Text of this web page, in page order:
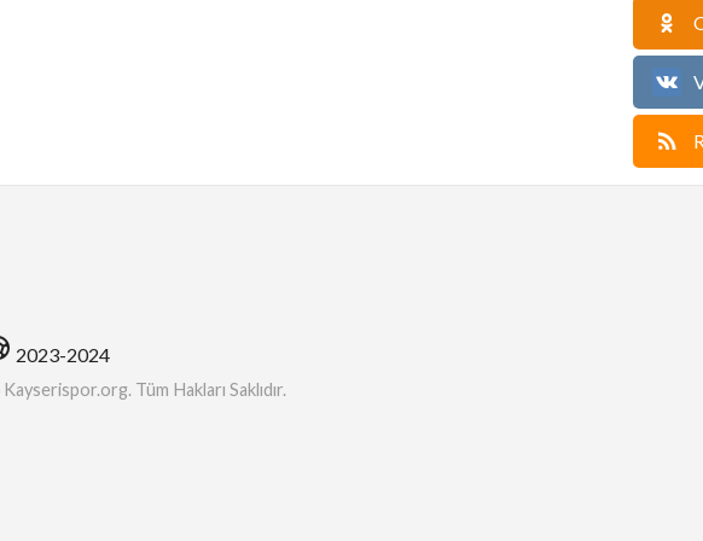
2023-2024
Tüm Hakları Saklıdır.